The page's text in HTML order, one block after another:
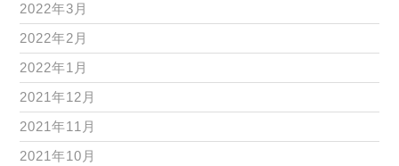
2022年3月
2022年2月
2022年1月
2021年12月
2021年11月
2021年10月